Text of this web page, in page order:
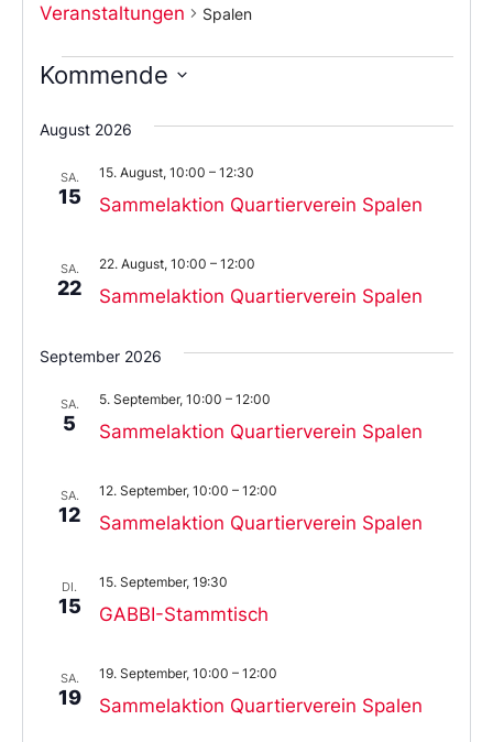
Veranstaltungen Spalen
Kommende
Sie
das
aus.
August 2026
SA.
15 Sammelaktion Quartierverein Spalen
15. August, 10:00 – 12:30
SA.
22 Sammelaktion Quartierverein Spalen
22. August, 10:00 – 12:00
September 2026
SA.
5 Sammelaktion Quartierverein Spalen
5. September, 10:00 – 12:00
SA.
12 Sammelaktion Quartierverein Spalen
12. September, 10:00 – 12:00
DI.
15 GABBI-Stammtisch
15. September, 19:30
SA.
19 Sammelaktion Quartierverein Spalen
19. September, 10:00 – 12:00